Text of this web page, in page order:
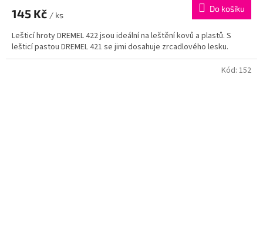
je
z
5
hvězdiček.
145 Kč / ks
Do košíku
Lešticí hroty DREMEL 422 jsou ideální na leštění kovů a plastů. S
lešticí pastou DREMEL 421 se jimi dosahuje zrcadlového lesku.
Kód: 152